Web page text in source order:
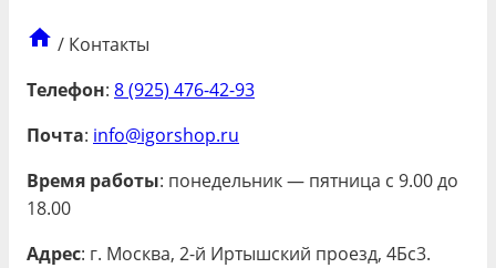
/ Контакты
Телефон: 8 (925) 476-42-93
Почта: info@igorshop.ru
Время работы: понедельник — пятница с 9.00 до
18.00
Адрес: г. Москва, 2-й Иртышский проезд, 4Бс3.